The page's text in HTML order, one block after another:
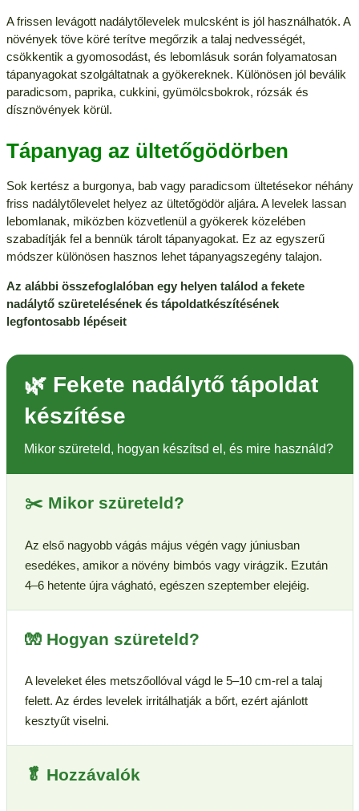
A frissen levágott nadálytőlevelek mulcsként is jól használhatók. A
növények töve köré terítve megőrzik a talaj nedvességét,
csökkentik a gyomosodást, és lebomlásuk során folyamatosan
tápanyagokat szolgáltatnak a gyökereknek. Különösen jól beválik
paradicsom, paprika, cukkini, gyümölcsbokrok, rózsák és
dísznövények körül.
Tápanyag az ültetőgödörben
Sok kertész a burgonya, bab vagy paradicsom ültetésekor néhány
friss nadálytőlevelet helyez az ültetőgödör aljára. A levelek lassan
lebomlanak, miközben közvetlenül a gyökerek közelében
szabadítják fel a bennük tárolt tápanyagokat. Ez az egyszerű
módszer különösen hasznos lehet tápanyagszegény talajon.
Az alábbi összefoglalóban egy helyen találod a fekete
nadálytő szüretelésének és tápoldatkészítésének
legfontosabb lépéseit
🌿 Fekete nadálytő tápoldat
készítése
Mikor szüreteld, hogyan készítsd el, és mire használd?
✂️ Mikor szüreteld?
Az első nagyobb vágás május végén vagy júniusban
esedékes, amikor a növény bimbós vagy virágzik. Ezután
4–6 hetente újra vágható, egészen szeptember elejéig.
🧤 Hogyan szüreteld?
A leveleket éles metszőollóval vágd le 5–10 cm-rel a talaj
felett. Az érdes levelek irritálhatják a bőrt, ezért ajánlott
kesztyűt viselni.
🥬 Hozzávalók